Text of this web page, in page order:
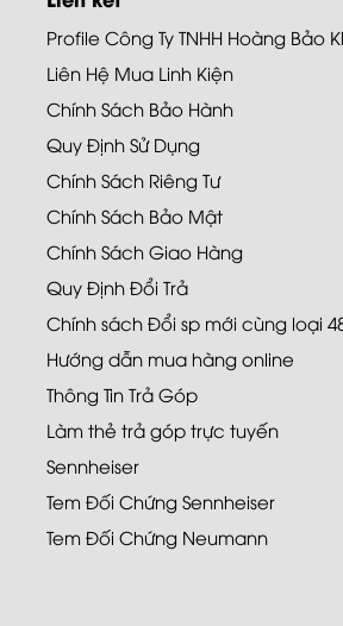
Profile Công Ty TNHH Hoàng Bảo
Liên Hệ Mua Linh Kiện
Chính Sách Bảo Hành
Quy Định Sử Dụng
Chính Sách Riêng Tư
Chính Sách Bảo Mật
Chính Sách Giao Hàng
Quy Định Đổi Trả
Chính sách Đổi sp mới cùng loại
Hướng dẫn mua hàng online
Thông Tin Trả Góp
Làm thẻ trả góp trực tuyến
Sennheiser
Tem Đối Chứng Sennheiser
Tem Đối Chứng Neumann